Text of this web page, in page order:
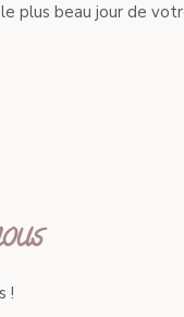
plus beau jour de
!